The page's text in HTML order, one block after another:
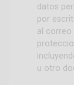
datos
por
al
u otro